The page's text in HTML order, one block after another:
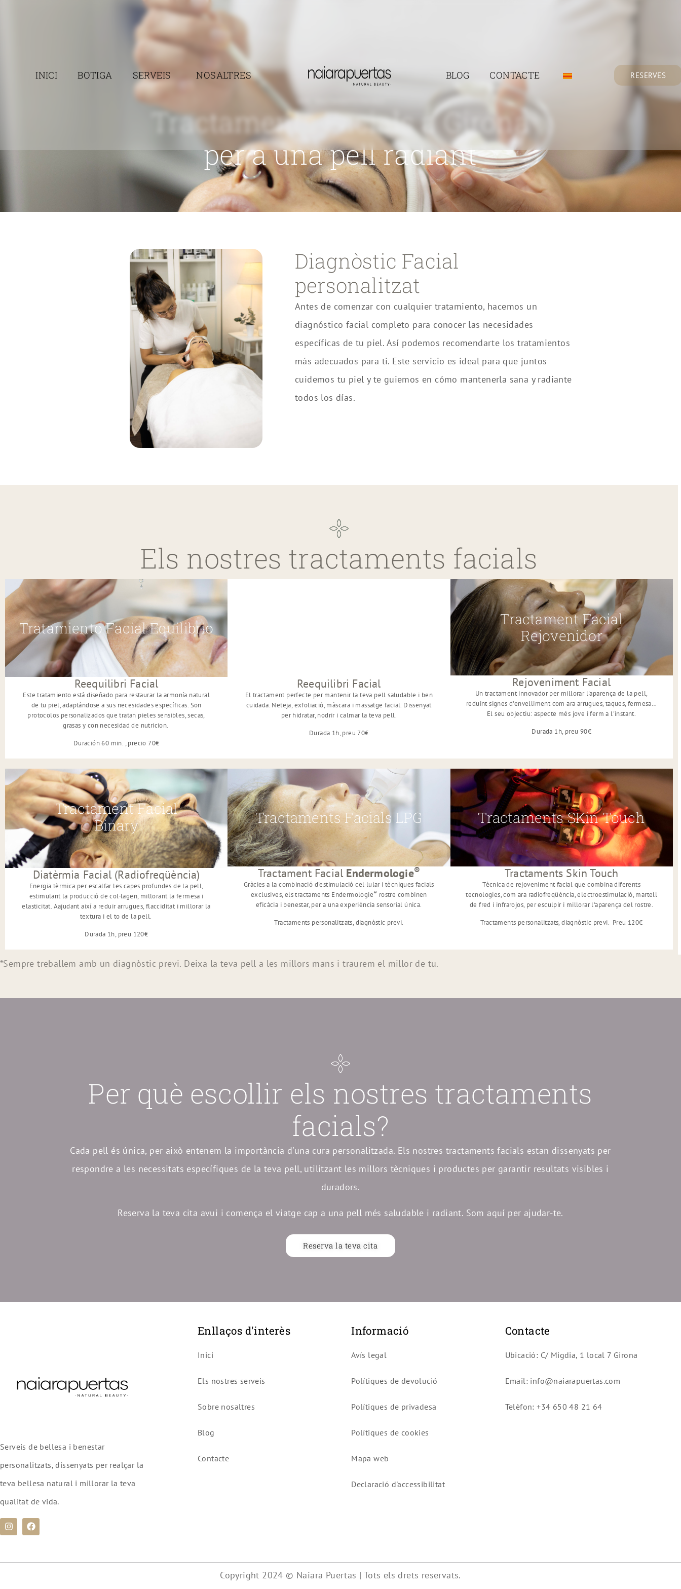
INICI BOTIGA SERVEIS NOSALTRES BLOG CONTACTE RESERVES
Tractaments Facials a Girona
per a una pell radiant
Diagnòstic Facial
personalitzat
Antes de comenzar con cualquier tratamiento, hacemos un
diagnóstico facial completo para conocer las necesidades
específicas de tu piel. Así podemos recomendarte los tratamientos
más adecuados para ti. Este servicio es ideal para que juntos
cuidemos tu piel y te guiemos en cómo mantenerla sana y radiante
todos los días.
Els nostres tractaments facials
Tratamiento Facial Equilibrio
Reequilibri Facial
Este tratamiento está diseñado para restaurar la armonía natural
de tu piel, adaptándose a sus necesidades específicas. Son
protocolos personalizados que tratan pieles sensibles, secas,
grasas y con necesidad de nutricion.
Duración 60 min. , precio 70€
Reequilibri Facial
El tractament perfecte per mantenir la teva pell saludable i ben
cuidada. Neteja, exfoliació, màscara i massatge facial. Dissenyat
per hidratar, nodrir i calmar la teva pell.
Durada 1h, preu 70€
Tractament Facial
Rejovenidor
Rejoveniment Facial
Un tractament innovador per millorar l'aparença de la pell,
reduint signes d'envelliment com ara arrugues, taques, fermesa…
El seu objectiu: aspecte més jove i ferm a l'instant.
Durada 1h, preu 90€
Tractament Facial
Binary
Diatèrmia Facial (Radiofreqüència)
Energia tèrmica per escalfar les capes profundes de la pell,
estimulant la producció de col·lagen, millorant la fermesa i
elasticitat. Aajudant així a reduir arrugues, flacciditat i millorar la
textura i el to de la pell.
Durada 1h, preu 120€
Tractaments Facials LPG
Tractament Facial Endermologie®
Gràcies a la combinació d'estimulació cel·lular i tècniques facials
exclusives, els tractaments Endermologie® rostre combinen
eficàcia i benestar, per a una experiència sensorial única.
Tractaments personalitzats, diagnòstic previ.
Tractaments SKin Touch
Tractaments Skin Touch
Tècnica de rejoveniment facial que combina diferents
tecnologies, com ara radiofreqüència, electroestimulació, martell
de fred i infrarojos, per esculpir i millorar l'aparença del rostre.
Tractaments personalitzats, diagnòstic previ. Preu 120€
*Sempre treballem amb un diagnòstic previ. Deixa la teva pell a les millors mans i traurem el millor de tu.
Per què escollir els nostres tractaments
facials?
Cada pell és única, per això entenem la importància d'una cura personalitzada. Els nostres tractaments facials estan dissenyats per
respondre a les necessitats específiques de la teva pell, utilitzant les millors tècniques i productes per garantir resultats visibles i
duradors.
Reserva la teva cita avui i comença el viatge cap a una pell més saludable i radiant. Som aquí per ajudar-te.
Reserva la teva cita
Serveis de bellesa i benestar
personalitzats, dissenyats per realçar la
teva bellesa natural i millorar la teva
qualitat de vida.
Enllaços d'interès
Inici
Els nostres serveis
Sobre nosaltres
Blog
Contacte
Informació
Avís legal
Polítiques de devolució
Polítiques de privadesa
Polítiques de cookies
Mapa web
Declaració d'accessibilitat
Contacte
Ubicació: C/ Migdia, 1 local 7 Girona
Email: info@naiarapuertas.com
Telèfon: +34 650 48 21 64
Copyright 2024 © Naiara Puertas | Tots els drets reservats.